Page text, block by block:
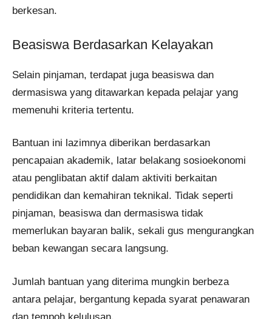
berkesan.
Beasiswa Berdasarkan Kelayakan
Selain pinjaman, terdapat juga beasiswa dan
dermasiswa yang ditawarkan kepada pelajar yang
memenuhi kriteria tertentu.
Bantuan ini lazimnya diberikan berdasarkan
pencapaian akademik, latar belakang sosioekonomi
atau penglibatan aktif dalam aktiviti berkaitan
pendidikan dan kemahiran teknikal. Tidak seperti
pinjaman, beasiswa dan dermasiswa tidak
memerlukan bayaran balik, sekali gus mengurangkan
beban kewangan secara langsung.
Jumlah bantuan yang diterima mungkin berbeza
antara pelajar, bergantung kepada syarat penawaran